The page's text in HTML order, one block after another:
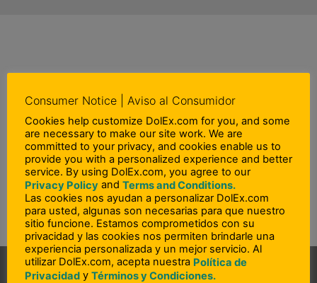
Previo
ANTERIOR
Consumer Notice | Aviso al Consumidor
Cookies help customize DolEx.com for you, and some
are necessary to make our site work. We are
committed to your privacy, and cookies enable us to
provide you with a personalized experience and better
service. By using DolEx.com, you agree to our
Privacy Policy and Terms and Conditions.
Las cookies nos ayudan a personalizar DolEx.com
para usted, algunas son necesarias para que nuestro
sitio funcione. Estamos comprometidos con su
privacidad y las cookies nos permiten brindarle una
experiencia personalizada y un mejor servicio. Al
utilizar DolEx.com, acepta nuestra Política de
Privacidad y Términos y Condiciones.